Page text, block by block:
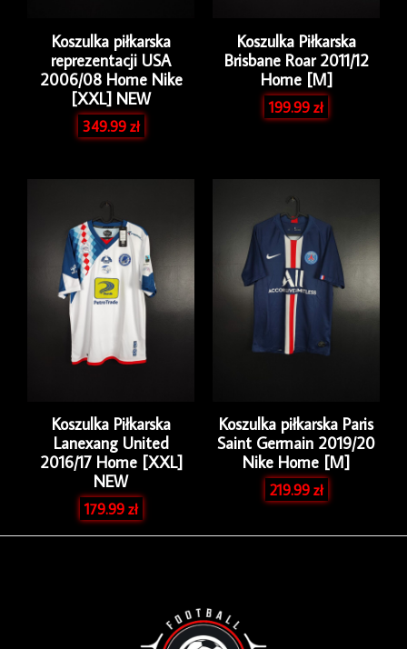
Koszulka piłkarska
reprezentacji USA
2006/08 Home Nike
[XXL] NEW
349.99zł
Koszulka Piłkarska
Brisbane Roar 2011/12
Home [M]
199.99zł
Koszulka Piłkarska
Lanexang United
2016/17 Home [XXL]
NEW
179.99zł
Koszulka piłkarska Paris
Saint Germain 2019/20
Nike Home [M]
219.99zł